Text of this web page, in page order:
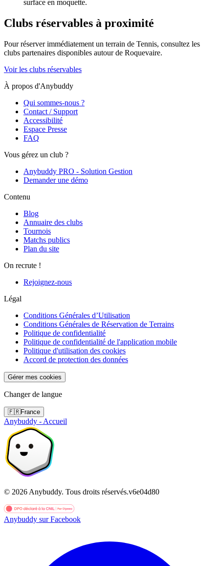
surface en moquette.
Clubs réservables à proximité
Pour réserver immédiatement un terrain de Tennis, consultez les
clubs partenaires disponibles autour de Roquevaire.
Voir les clubs réservables
À propos d'Anybuddy
Qui sommes-nous ?
Contact / Support
Accessibilité
Espace Presse
FAQ
Vous gérez un club ?
Anybuddy PRO - Solution Gestion
Demander une démo
Contenu
Blog
Annuaire des clubs
Tournois
Matchs publics
Plan du site
On recrute !
Rejoignez-nous
Légal
Conditions Générales d’Utilisation
Conditions Générales de Réservation de Terrains
Politique de confidentialité
Politique de confidentialité de l'application mobile
Politique d'utilisation des cookies
Accord de protection des données
Gérer mes cookies
Changer de langue
🇫🇷France
Anybuddy - Accueil
© 2026 Anybuddy. Tous droits réservés.v6e04d80
Anybuddy sur Facebook